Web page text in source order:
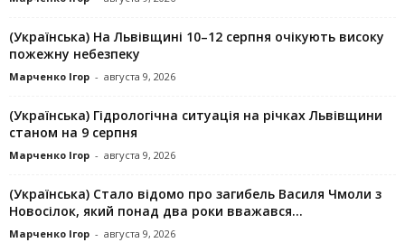
(Українська) На Львівщині 10–12 серпня очікують високу
пожежну небезпеку
Марченко Ігор - августа 9, 2026
(Українська) Гідрологічна ситуація на річках Львівщини
станом на 9 серпня
Марченко Ігор - августа 9, 2026
(Українська) Стало відомо про загибель Василя Чмоли з
Новосілок, який понад два роки вважався...
Марченко Ігор - августа 9, 2026